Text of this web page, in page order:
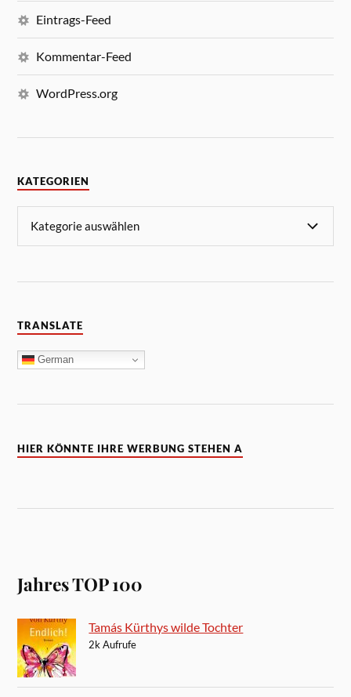
Eintrags-Feed
Kommentar-Feed
WordPress.org
KATEGORIEN
TRANSLATE
German
HIER KÖNNTE IHRE WERBUNG STEHEN A
Jahres TOP 100
Tamás Kürthys wilde Tochter
2k Aufrufe